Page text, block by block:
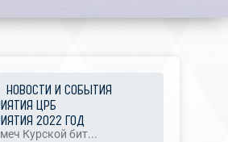
НОВОСТИ И СОБЫТИЯ
ЦРБ
2022 ГОД
Курской бит...